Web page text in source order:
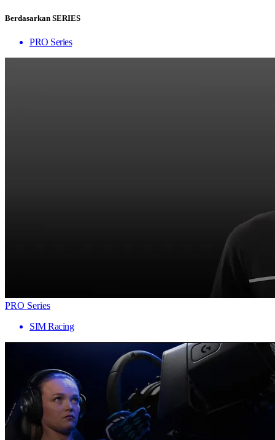
Berdasarkan SERIES
PRO Series
PRO Series
SIM Racing